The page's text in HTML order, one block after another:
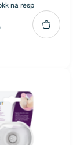
na resp